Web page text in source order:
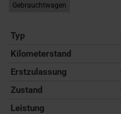
Gebrauchtwagen
Typ
Kilometerstand
Erstzulassung
Zustand
Leistung